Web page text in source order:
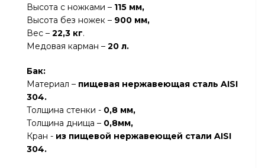
Высота с ножками – 115 мм,
Высота без ножек – 900 мм,
Вес – 22,3 кг.
Медовая карман – 20 л.
Бак:
Материал – пищевая нержавеющая сталь AISI
304.
Толщина стенки - 0,8 мм,
Толщина днища – 0,8мм,
Кран - из пищевой нержавеющей стали AISI
304.